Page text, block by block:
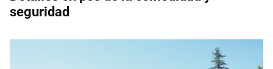
seguridad